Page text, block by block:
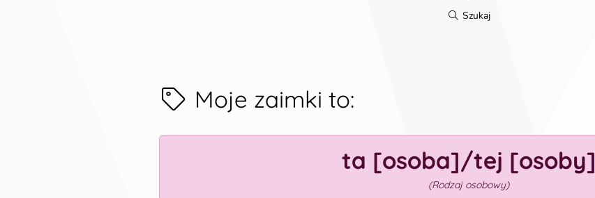
Szukaj
Moje zaimki to:
ta [osoba]/tej [osoby]
(Rodzaj osobowy)